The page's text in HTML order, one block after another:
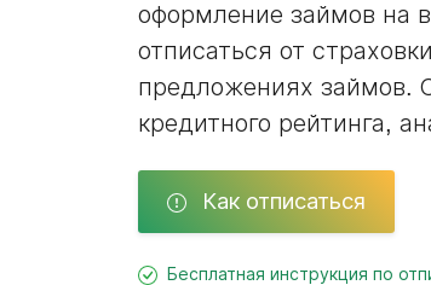
оформление займов на
отписаться от
предложениях займов.
кредитного рейтинга,
Как отписаться
Бесплатная инструкция по